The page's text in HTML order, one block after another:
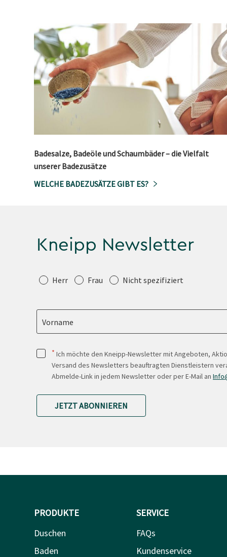
Badesalze, Badeöle und Schaumbäder – die Vielfalt
unserer Badezusätze
WELCHE BADEZUSÄTZE GIBT ES?
Kneipp Newsletter
Anrede
Herr Frau Nicht spezifiziert
Vorname
* Ich möchte den Kneipp-Newsletter mit Angeboten,
Versand des Newsletters beauftragten Dienstleistern
Abmelde-Link in jedem Newsletter oder per E-Mail an
JETZT ABONNIEREN
PRODUKTE
Duschen
Baden
SERVICE
FAQs
Kundenservice